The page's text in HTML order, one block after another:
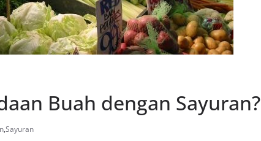
Buah dengan Sayuran?
,Sayuran